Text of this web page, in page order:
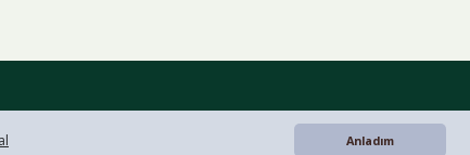
Anladım